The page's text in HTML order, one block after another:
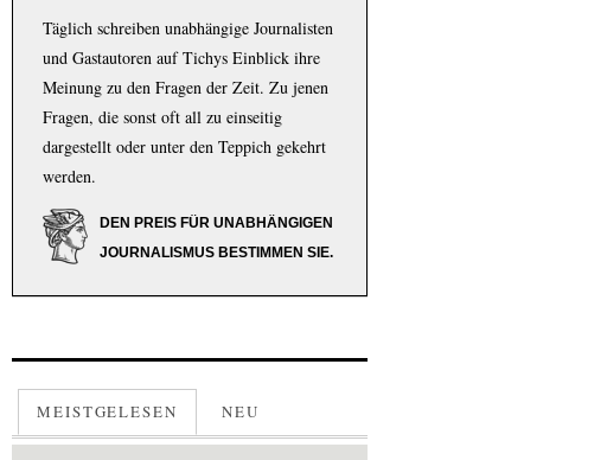
Täglich schreiben unabhängige Journalisten
und Gastautoren auf Tichys Einblick ihre
Meinung zu den Fragen der Zeit. Zu jenen
Fragen, die sonst oft all zu einseitig
dargestellt oder unter den Teppich gekehrt
werden.
DEN PREIS FÜR UNABHÄNGIGEN
JOURNALISMUS BESTIMMEN SIE.
MEISTGELESEN NEU